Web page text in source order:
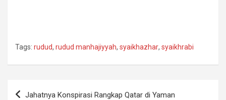
Tags: rudud, rudud manhajiyyah, syaikhazhar, syaikhrabi
Navigasi
Jahatnya Konspirasi Rangkap Qatar di Yaman